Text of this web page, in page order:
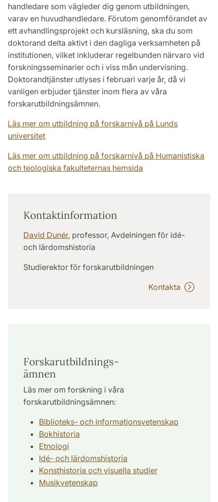
handledare som vägleder dig genom utbildningen,
varav en huvudhandledare. Förutom genomförandet av
ett avhandlingsprojekt och kursläsning, ska du som
doktorand delta aktivt i den dagliga verksamheten på
institutionen, vilket inkluderar regelbunden närvaro vid
forskningsseminarier och i viss mån undervisning.
Doktorandtjänster utlyses i februari varje år, då vi
vanligen erbjuder tjänster inom flera av våra
forskarutbildningsämnen.
Läs mer om utbildning på forskarnivå på Lunds
universitet
Läs mer om utbildning på forskarnivå på Humanistiska
och teologiska fakulteternas hemsida
Kontaktinformation
David Dunér, professor, Avdelningen för idé-
och lärdomshistoria
Studierektor för forskarutbildningen
Kontakta
Forskarutbildnings-
ämnen
Läs mer om forskning i våra
forskarutbildningsämnen:
Biblioteks- och informationsvetenskap
Bokhistoria
Etnologi
Idé- och lärdomshistoria
Konsthistoria och visuella studier
Musikvetenskap